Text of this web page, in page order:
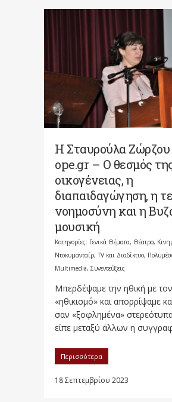
Η Σταυρούλα Ζώρζου
ope.gr – Ο θεσμός
οικογένειας, η
διαπαιδαγώγηση, η
νοημοσύνη και η
μουσική
Κατηγορίες: Γενικά Θέματα, Θέατρο,
Ντοκυμανταίρ, TV και Διαδίκτυο,
Multimedia, Συνεντεύξεις
Μπερδέψαμε την ηθική με τον
«ηθικισμό» και απορρίψαμε
σαν «ξοφλημένα»
είπε μεταξύ άλλων η
Περισσότερα
18 Σεπτεμβρίου 2023